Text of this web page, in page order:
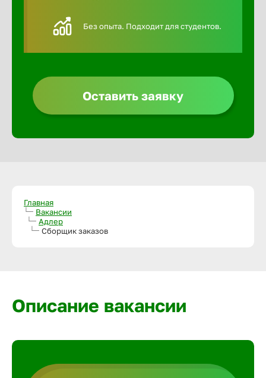
Анадырь
Без опыта. Подходит для студентов.
Оставить заявку
Главная
Вакансии
Адлер
Сборщик заказов
Описание вакансии